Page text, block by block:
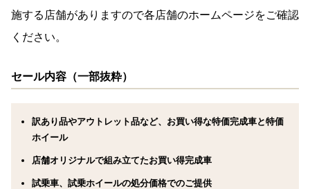
施する店舗がありますので各店舗のホームページをご確認
ください。
セール内容（一部抜粋）
訳あり品やアウトレット品など、お買い得な特価完成車と特価
ホイール
店舗オリジナルで組み立てたお買い得完成車
試乗車、試乗ホイールの処分価格でのご提供